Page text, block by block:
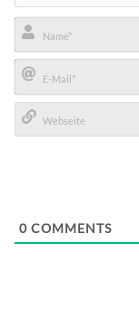
Name*
E-
Mail*
0 COMMENTS